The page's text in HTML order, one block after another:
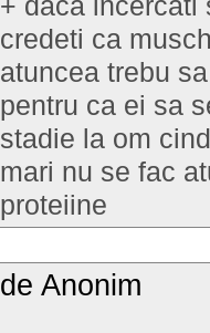
credeti ca
atuncea trebu
pentru ca ei sa
stadie la om
mari nu se fac
proteiine
de Anonim